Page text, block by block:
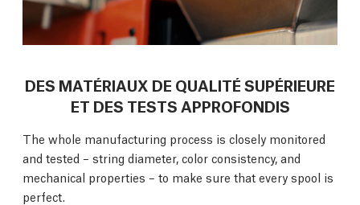
DES MATÉRIAUX DE QUALITÉ SUPÉRIEURE
ET DES TESTS APPROFONDIS
The whole manufacturing process is closely monitored
and tested – string diameter, color consistency, and
mechanical properties – to make sure that every spool is
perfect.